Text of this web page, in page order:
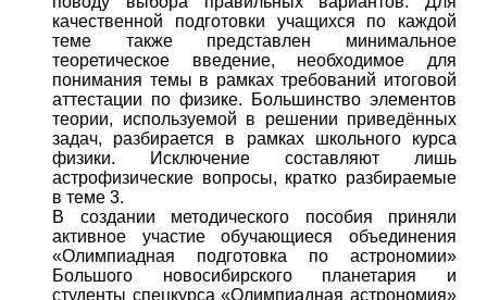
качественной подготовки учащихся по каждой
теме также представлен минимальное
теоретическое введение, необходимое для
понимания темы в рамках требований итоговой
аттестации по физике. Большинство элементов
теории, используемой в решении приведённых
задач, разбирается в рамках школьного курса
физики. Исключение составляют лишь
астрофизические вопросы, кратко разбираемые
в теме 3.
В создании методического пособия приняли
активное участие обучающиеся объединения
«Олимпиадная подготовка по астрономии»
Большого новосибирского планетария и
студенты спецкурса «Олимпиадная астрономия»